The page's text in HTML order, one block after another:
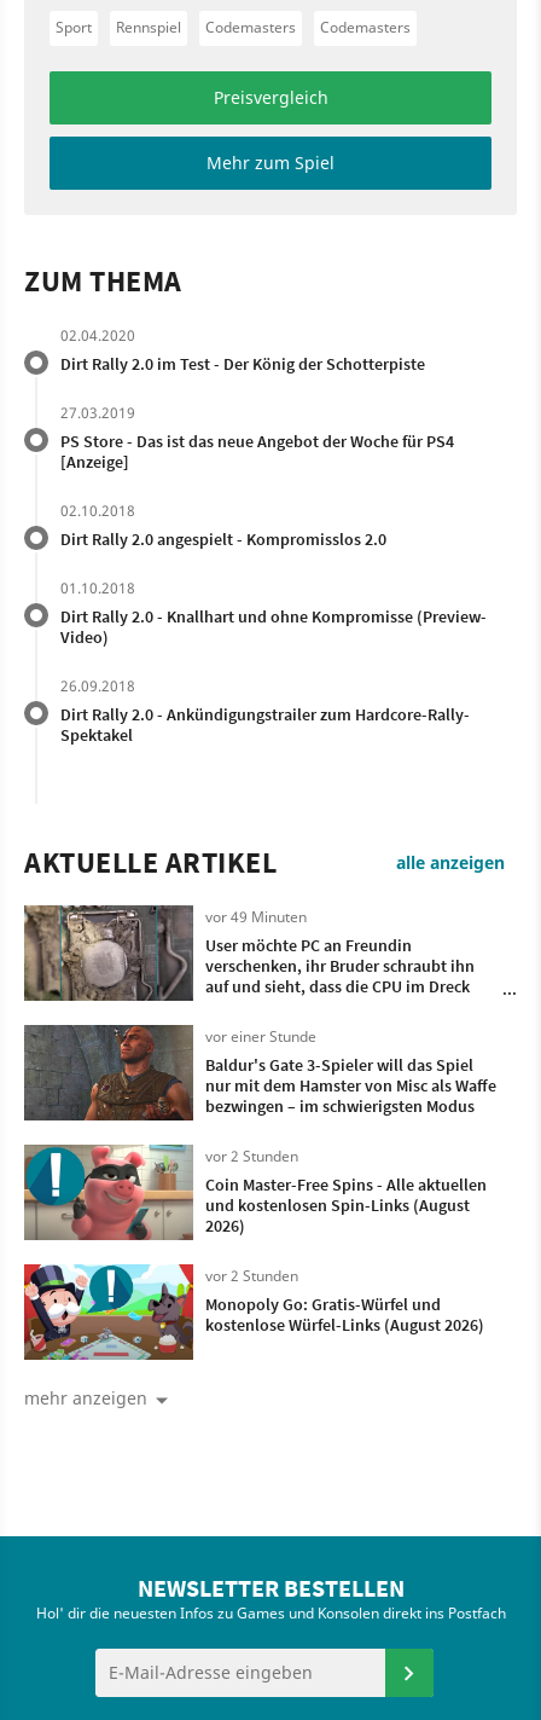
Sport Rennspiel Codemasters Codemasters
Preisvergleich
Mehr zum Spiel
ZUM THEMA
02.04.2020
Dirt Rally 2.0 im Test - Der König der Schotterpiste
27.03.2019
PS Store - Das ist das neue Angebot der Woche für PS4
[Anzeige]
02.10.2018
Dirt Rally 2.0 angespielt - Kompromisslos 2.0
01.10.2018
Dirt Rally 2.0 - Knallhart und ohne Kompromisse (Preview-
Video)
26.09.2018
Dirt Rally 2.0 - Ankündigungstrailer zum Hardcore-Rally-
Spektakel
AKTUELLE ARTIKEL alle anzeigen
vor 49 Minuten
User möchte PC an Freundin
verschenken, ihr Bruder schraubt ihn
auf und sieht, dass die CPU im Dreck
Staubsaugerbeutel darüber ausgekippt
vor einer Stunde
Baldur's Gate 3-Spieler will das Spiel
nur mit dem Hamster von Misc als Waffe
bezwingen – im schwierigsten Modus
vor 2 Stunden
Coin Master-Free Spins - Alle aktuellen
und kostenlosen Spin-Links (August
2026)
vor 2 Stunden
Monopoly Go: Gratis-Würfel und
kostenlose Würfel-Links (August 2026)
mehr anzeigen
NEWSLETTER BESTELLEN
Hol' dir die neuesten Infos zu Games und Konsolen direkt ins Postfach